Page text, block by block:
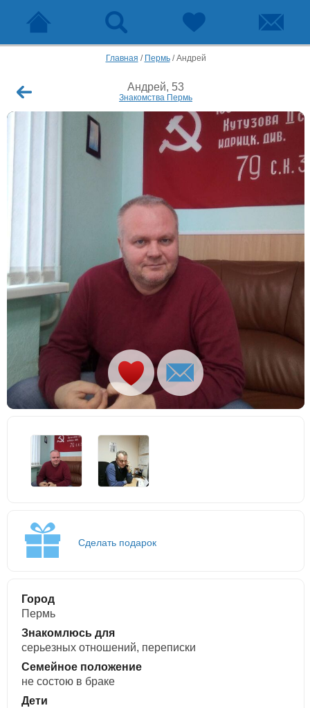
Главная / Пермь/Андрей
Андрей, 53
Знакомства Пермь
Сделать подарок
Город
Пермь
Знакомлюсь для
cерьезных отношений, переписки
Семейное положение
не состою в браке
Дети